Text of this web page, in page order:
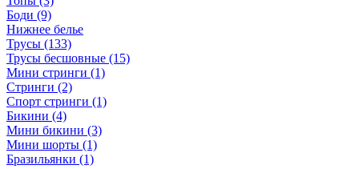
Боди (9)
Нижнее белье
Трусы (133)
Трусы бесшовные (15)
Мини стринги (1)
Стринги (2)
Спорт стринги (1)
Бикини (4)
Мини бикини (3)
Мини шорты (1)
Бразильянки (1)